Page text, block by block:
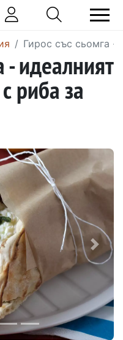
Гирос със сьомга -
- идеалният
риба за